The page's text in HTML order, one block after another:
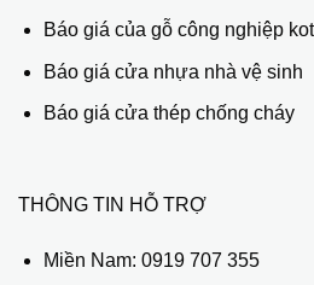
Báo giá của gỗ công nghiệp
Báo giá cửa nhựa nhà vệ sinh
Báo giá cửa thép chống cháy
THÔNG TIN HỖ TRỢ
Miền Nam: 0919 707 355